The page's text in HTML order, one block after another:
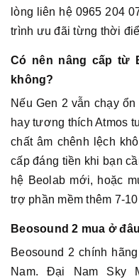
lòng liên hệ 0965 204
trình ưu đãi từng thời
Có nên nâng cấp từ
không?
Nếu Gen 2 vẫn chạy
hay tương thích Atmos
chất âm chênh lệch
cấp đáng tiền khi bạn
hệ Beolab mới, hoặc
trợ phần mềm thêm 7-
Beosound 2 mua ở
Beosound 2 chính
Nam. Đại Nam